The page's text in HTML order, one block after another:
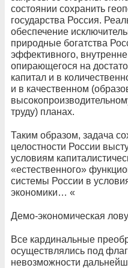
состоянии сохранить
государства Россия.
обеспечение
природные богатства
эффективного, внутренне
опирающегося на
капитал и в
и в качественном
труду) планах.
Таким образом, задача
целостности России
условиям
«естественного»
системы России в
экономики… «
Демо-экономическая
Все кардинальные
осуществлялись под
невозможности